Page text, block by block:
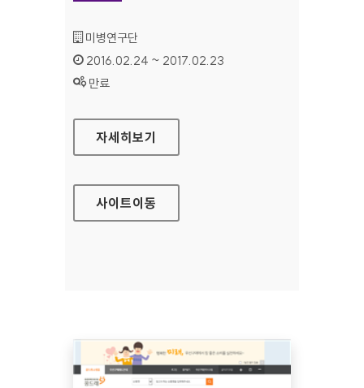
기관명 :
미병연구단
인증기간 :
2016.02.24 ~ 2017.02.23
상태 :
만료
미병연구단 홈페이지
자세히보기
사이트이동